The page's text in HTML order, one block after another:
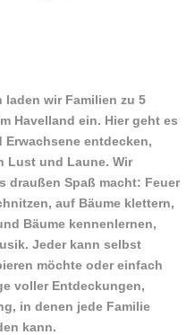
laden wir Familien zu 5
Havelland ein. Hier geht es
entdecken,
Lust und Laune. Wir
draußen Spaß macht: Feuer
auf Bäume klettern,
Bäume kennenlernen,
Jeder kann selbst
möchte oder einfach
voller Entdeckungen,
in denen jede Familie
kann.